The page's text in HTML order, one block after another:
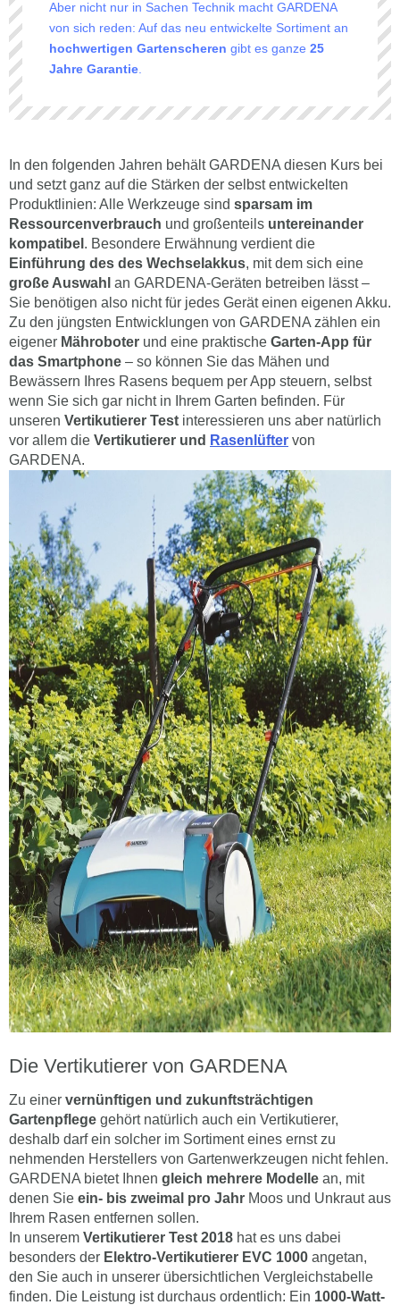
Aber nicht nur in Sachen Technik macht GARDENA
von sich reden: Auf das neu entwickelte Sortiment an
hochwertigen Gartenscheren gibt es ganze 25
Jahre Garantie
In den folgenden Jahren behält GARDENA diesen Kurs bei
und setzt ganz auf die Stärken der selbst entwickelten
Produktlinien: Alle Werkzeuge sind sparsam im
Ressourcenverbrauch und großenteils untereinander
kompatibel . Besondere Erwähnung verdient die
Einführung des des Wechselakkus, mit dem sich eine
große Auswahl an GARDENA-Geräten betreiben lässt –
Sie benötigen also nicht für jedes Gerät einen eigenen Akku.
Zu den jüngsten Entwicklungen von GARDENA zählen ein
eigener Mähroboter und eine praktische Garten-App für
das Smartphone – so können Sie das Mähen und
Bewässern Ihres Rasens bequem per App steuern, selbst
wenn Sie sich gar nicht in Ihrem Garten befinden. Für
unseren Vertikutierer Test interessieren uns aber natürlich
vor allem die Vertikutierer und Rasenlüfter von
GARDENA.
Die Vertikutierer von GARDENA
Zu einer vernünftigen und zukunftsträchtigen
Gartenpflege gehört natürlich auch ein Vertikutierer,
deshalb darf ein solcher im Sortiment eines ernst zu
nehmenden Herstellers von Gartenwerkzeugen nicht fehlen.
GARDENA bietet Ihnen gleich mehrere Modelle an, mit
denen Sie ein- bis zweimal pro Jahr Moos und Unkraut aus
Ihrem Rasen entfernen sollen.
In unserem Vertikutierer Test 2018 hat es uns dabei
besonders der Elektro-Vertikutierer EVC 1000 angetan,
den Sie auch in unserer übersichtlichen Vergleichstabelle
finden. Die Leistung ist durchaus ordentlich: Ein 1000-Watt-